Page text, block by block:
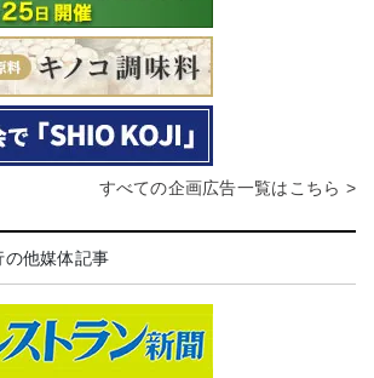
すべての企画広告一覧はこちら >
の他媒体記事